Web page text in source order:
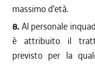
massimo d'età.
8. Al personale
è attribuito il
previsto per la